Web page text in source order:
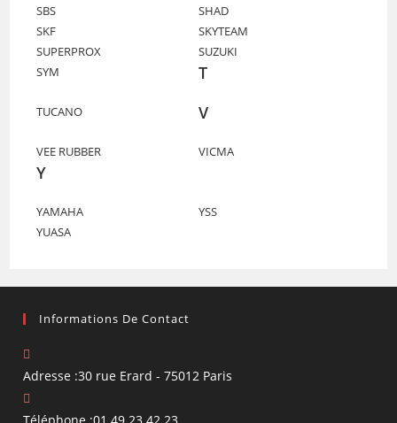
SBS
SHAD
SKF
SKYTEAM
SUPERPROX
SUZUKI
SYM
T
TUCANO V
VEE RUBBER VICMA
Y
YAMAHA
YSS
YUASA
Informations De Contact
Adresse :30 rue Erard - 75012 Paris